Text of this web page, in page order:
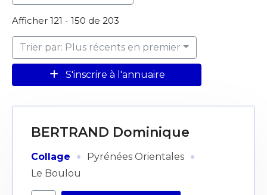
Afficher 121 - 150 de 203
Trier par: Plus récents en premier
S'inscrire à l'annuaire
BERTRAND Dominique
Collage · Pyrénées Orientales ·
Le Boulou